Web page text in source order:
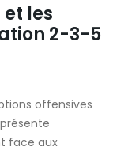
les
2-3-5
offensives
face aux